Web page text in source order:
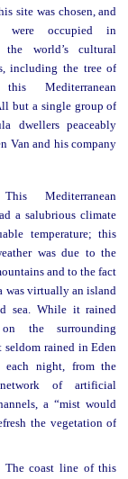
site was chosen, and
were occupied in
the world’s cultural
including the tree of
Mediterranean
but a single group of
dwellers peaceably
Van and his company
This Mediterranean
a salubrious climate
temperature; this
was due to the
and to the fact
was virtually an island
sea. While it rained
the surrounding
seldom rained in Eden
each night, from the
of artificial
a “mist would
the vegetation of
The coast line of this